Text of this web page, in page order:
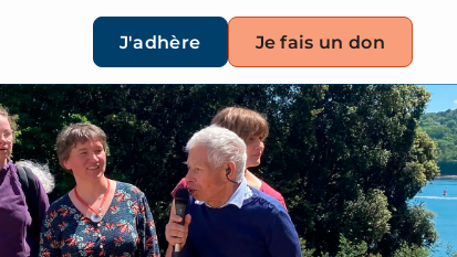
J'adhère Je fais un don